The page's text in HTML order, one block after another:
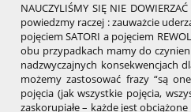
NAUCZYLIŚMY SIĘ NIE
powiedzmy raczej : zauważcie
pojęciem SATORI a pojęciem
obu przypadkach mamy do
nadzwyczajnych konsekwencjach
możemy zastosować frazy “są
pojęcia (jak wszystkie pojęcia,
zaskorupiałe – każde jest